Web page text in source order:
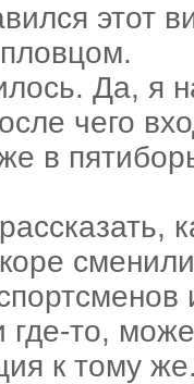
этот
Да, я
чего
в
то,
к тому